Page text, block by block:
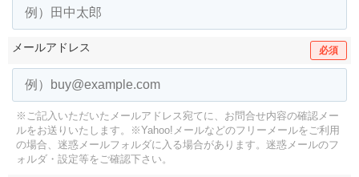
メールアドレス 必須
※ご記入いただいたメールアドレス宛てに、お問合せ内容の確認メー
ルをお送りいたします。
※Yahoo!メールなどのフリーメールをご利用
の場合、迷惑メールフォルダに入る場合があります。 迷惑メールのフ
ォルダ・設定等をご確認下さい。